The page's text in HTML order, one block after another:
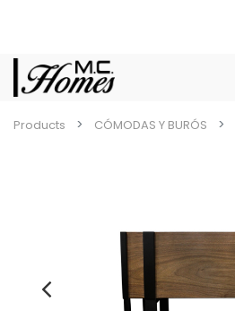
Products CÓMODAS Y BURÓS